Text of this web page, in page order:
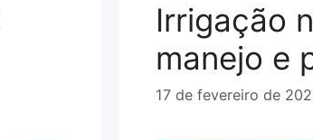
Irrigação
manejo e
17 de fevereiro de